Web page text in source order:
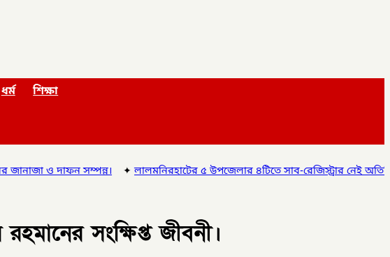
ধর্ম শিক্ষা
লালমনিরহাটের ৫ উপজেলার ৪টিতে সাব-রেজিস্ট্রার নেই অতিরিক্ত দায়িত্বে চলছে অফিস,
সংক্ষিপ্ত জীবনী।